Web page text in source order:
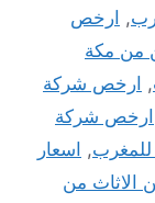
, ارخص
من مكة
, ارخص شركة
ارخص شركة
, اسعار
الاثاث من